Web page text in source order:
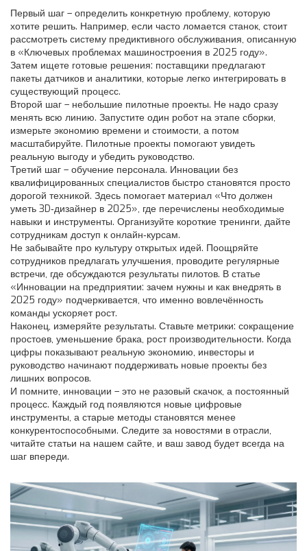
Первый шаг – определить конкретную проблему, которую
хотите решить. Например, если часто ломается станок, стоит
рассмотреть систему предиктивного обслуживания, описанную
в «Ключевых проблемах машиностроения в 2025 году».
Затем ищете готовые решения: поставщики предлагают
пакеты датчиков и аналитики, которые легко интегрировать в
существующий процесс.
Второй шаг – небольшие пилотные проекты. Не надо сразу
менять всю линию. Запустите один робот на этапе сборки,
измерьте экономию времени и стоимости, а потом
масштабируйте. Пилотные проекты помогают увидеть
реальную выгоду и убедить руководство.
Третий шаг – обучение персонала. Инновации без
квалифицированных специалистов быстро становятся просто
дорогой техникой. Здесь помогает материал «Что должен
уметь 3D‑дизайнер в 2025», где перечислены необходимые
навыки и инструменты. Организуйте короткие тренинги, дайте
сотрудникам доступ к онлайн‑курсам.
Не забывайте про культуру открытых идей. Поощряйте
сотрудников предлагать улучшения, проводите регулярные
встречи, где обсуждаются результаты пилотов. В статье
«Инновации на предприятии: зачем нужны и как внедрять в
2025 году» подчеркивается, что именно вовлечённость
команды ускоряет рост.
Наконец, измеряйте результаты. Ставьте метрики: сокращение
простоев, уменьшение брака, рост производительности. Когда
цифры показывают реальную экономию, инвесторы и
руководство начинают поддерживать новые проекты без
лишних вопросов.
И помните, инновации – это не разовый скачок, а постоянный
процесс. Каждый год появляются новые цифровые
инструменты, а старые методы становятся менее
конкурентоспособными. Следите за новостями в отрасли,
читайте статьи на нашем сайте, и ваш завод будет всегда на
шаг впереди.